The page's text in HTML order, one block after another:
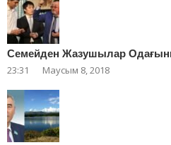
Cемейден Жазушылар
23:31 Маусым 8, 2018